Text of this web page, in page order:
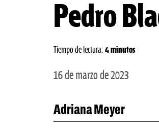
Pedro
Tiempo de lectura: 4 minutos
16 de marzo de 2023
Adriana Meyer